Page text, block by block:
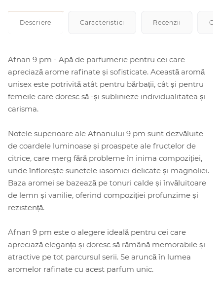
Descriere Caracteristici Recenzii
Afnan 9 pm - Apă de parfumerie pentru cei care
apreciază arome rafinate și sofisticate. Această aromă
unisex este potrivită atât pentru bărbații, cât și pentru
femeile care doresc să -și sublinieze individualitatea și
carisma.
Notele superioare ale Afnanului 9 pm sunt dezvăluite
de coardele luminoase și proaspete ale fructelor de
citrice, care merg fără probleme în inima compoziției,
unde înflorește sunetele iasomiei delicate și magnoliei.
Baza aromei se bazează pe tonuri calde și învăluitoare
de lemn și vanilie, oferind compoziției profunzime și
rezistență.
Afnan 9 pm este o alegere ideală pentru cei care
apreciază eleganța și doresc să rămână memorabile și
atractive pe tot parcursul serii. Se aruncă în lumea
aromelor rafinate cu acest parfum unic.